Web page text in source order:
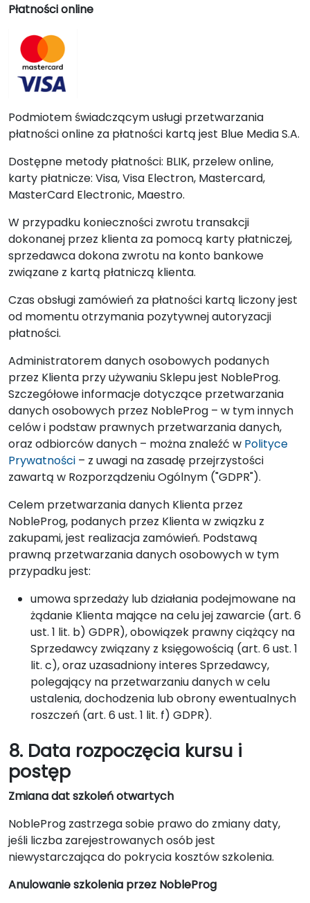
Płatności online
Podmiotem świadczącym usługi przetwarzania
płatności online za płatności kartą jest Blue Media S.A.
Dostępne metody płatności: BLIK, przelew online,
karty płatnicze: Visa, Visa Electron, Mastercard,
MasterCard Electronic, Maestro.
W przypadku konieczności zwrotu transakcji
dokonanej przez klienta za pomocą karty płatniczej,
sprzedawca dokona zwrotu na konto bankowe
związane z kartą płatniczą klienta.
Czas obsługi zamówień za płatności kartą liczony jest
od momentu otrzymania pozytywnej autoryzacji
płatności.
Administratorem danych osobowych podanych
przez Klienta przy używaniu Sklepu jest NobleProg.
Szczegółowe informacje dotyczące przetwarzania
danych osobowych przez NobleProg – w tym innych
celów i podstaw prawnych przetwarzania danych,
oraz odbiorców danych – można znaleźć w Polityce
Prywatności – z uwagi na zasadę przejrzystości
zawartą w Rozporządzeniu Ogólnym ("GDPR").
Celem przetwarzania danych Klienta przez
NobleProg, podanych przez Klienta w związku z
zakupami, jest realizacja zamówień. Podstawą
prawną przetwarzania danych osobowych w tym
przypadku jest:
umowa sprzedaży lub działania podejmowane na
żądanie Klienta mające na celu jej zawarcie (art. 6
ust. 1 lit. b) GDPR), obowiązek prawny ciążący na
Sprzedawcy związany z księgowością (art. 6 ust. 1
lit. c), oraz uzasadniony interes Sprzedawcy,
polegający na przetwarzaniu danych w celu
ustalenia, dochodzenia lub obrony ewentualnych
roszczeń (art. 6 ust. 1 lit. f) GDPR).
8. Data rozpoczęcia kursu i
postęp
Zmiana dat szkoleń otwartych
NobleProg zastrzega sobie prawo do zmiany daty,
jeśli liczba zarejestrowanych osób jest
niewystarczająca do pokrycia kosztów szkolenia.
Anulowanie szkolenia przez NobleProg